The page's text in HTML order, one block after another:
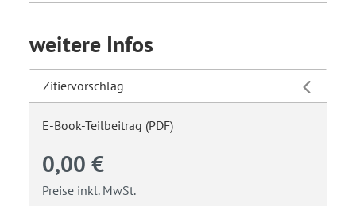
weitere Infos
Zitiervorschlag
E-Book-Teilbeitrag (PDF)
0,00 €
Preise inkl. MwSt.